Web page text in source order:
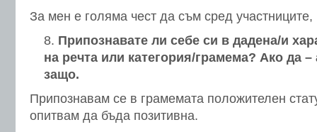
За мен е голяма чест да съм сред
Припознавате ли себе си в дадена/и
на речта или категория/грамема? Ако да –
защо.
Припознавам се в грамемата положителен
опитвам да бъда позитивна.